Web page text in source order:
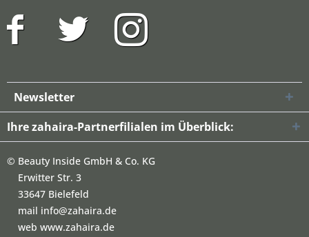
Newsletter
Ihre zahaira-Partnerfilialen im Überblick:
© Beauty Inside GmbH & Co. KG
Erwitter Str. 3
33647 Bielefeld
mail info@zahaira.de
web www.zahaira.de